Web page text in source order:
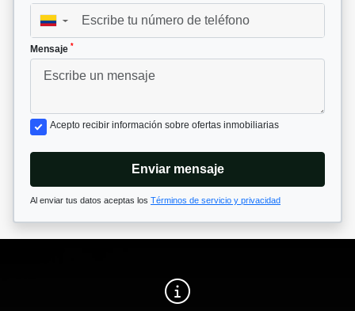
▼
Mensaje *
Acepto recibir información sobre ofertas inmobiliarias
Enviar mensaje
Al enviar tus datos aceptas los Términos de servicio y privacidad